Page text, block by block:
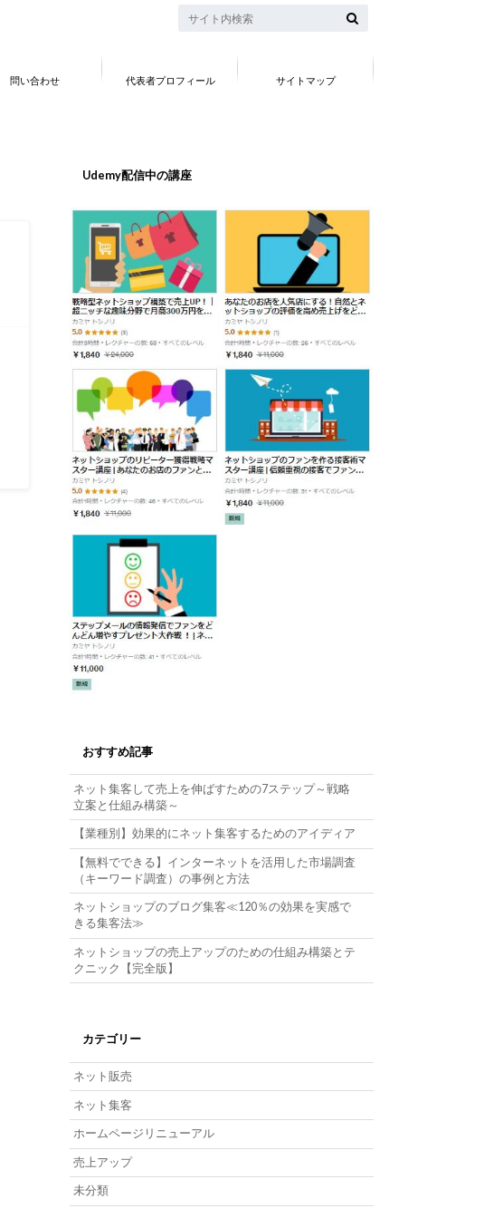
問い合わせ 代表者プロフィール サイトマップ
Udemy配信中の講座
おすすめ記事
ネット集客して売上を伸ばすための7ステップ～戦略
立案と仕組み構築～
【業種別】効果的にネット集客するためのアイディア
【無料でできる】インターネットを活用した市場調査
（キーワード調査）の事例と方法
ネットショップのブログ集客≪120％の効果を実感で
きる集客法≫
ネットショップの売上アップのための仕組み構築とテ
クニック【完全版】
カテゴリー
ネット販売
ネット集客
ホームページリニューアル
売上アップ
未分類